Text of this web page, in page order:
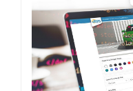
2PLAN OTOMOTIV